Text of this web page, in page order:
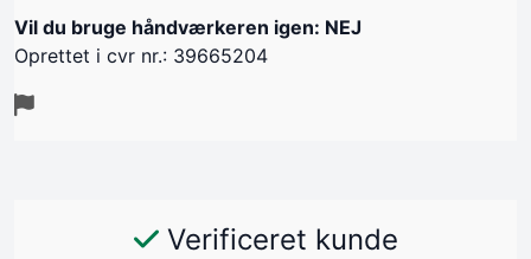
Vil du bruge håndværkeren igen: NEJ
Oprettet i cvr nr.: 39665204
Verificeret kunde